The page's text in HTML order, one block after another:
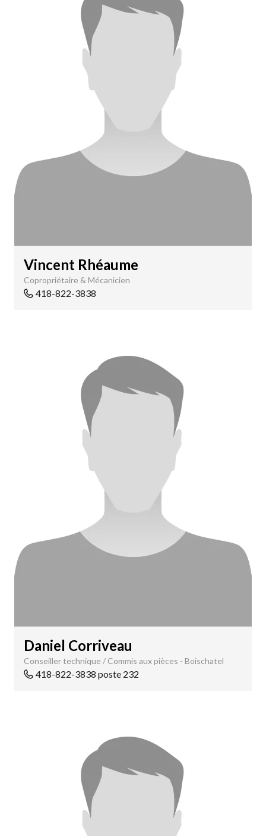
Vincent Rhéaume
Copropriétaire & Mécanicien
418-822-3838
Daniel Corriveau
Conseiller technique / Commis aux pièces - Boischatel
418-822-3838 poste 232